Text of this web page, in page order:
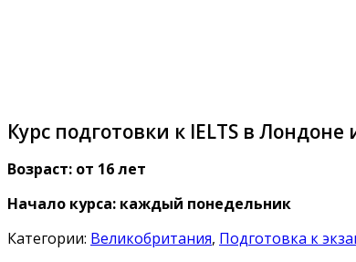
Курс подготовки к IELTS в
Возраст: от 16 лет
Начало курса: каждый понедельник
Категории: Великобритания, Подготовка к